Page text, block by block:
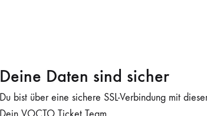
Deine Daten sind sicher
Du bist über eine sichere SSL-Verbindung mit